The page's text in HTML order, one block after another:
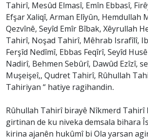
Tahirî, Mesûd Elmasî, Emîn Ebbasî,
Efşar Xaliqî, Arman Elîyûn, Hemdullah
Qezvînê, Seyîd Emîr Bîbak, Xêyrullah
Tahirî, Noşad Tahirî, Mêhrab Israfîlî,
Ferşîd Nedîmî, Ebbas Feqîrî, Seyîd
Nadirî, Behmen Sebûrî, Dawûd Ezîzî,
Muşeişeî,, Qudret Tahirî, Rûhullah
Tahiriyan “ hatiye ragihandin.
Rûhullah Tahirî birayê Nîkmerd Tahirî
girtinan de ku niveka demsala bihara
kirina ajanên hukûmî bi Ola yarsan